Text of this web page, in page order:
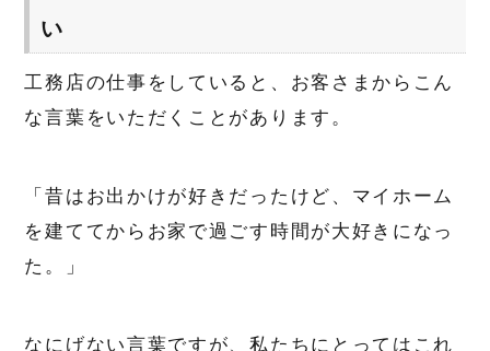
い
工務店の仕事をしていると、お客さまからこん
な言葉をいただくことがあります。
「昔はお出かけが好きだったけど、マイホーム
を建ててからお家で過ごす時間が大好きになっ
た。」
なにげない言葉ですが、私たちにとってはこれ